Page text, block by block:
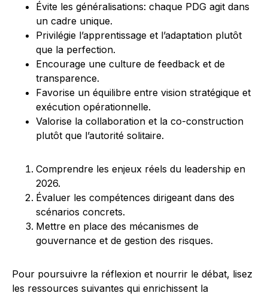
Évite les généralisations: chaque PDG agit dans
un cadre unique.
Privilégie l’apprentissage et l’adaptation plutôt
que la perfection.
Encourage une culture de feedback et de
transparence.
Favorise un équilibre entre vision stratégique et
exécution opérationnelle.
Valorise la collaboration et la co-construction
plutôt que l’autorité solitaire.
Comprendre les enjeux réels du leadership en
2026.
Évaluer les compétences dirigeant dans des
scénarios concrets.
Mettre en place des mécanismes de
gouvernance et de gestion des risques.
Pour poursuivre la réflexion et nourrir le débat, lisez
les ressources suivantes qui enrichissent la